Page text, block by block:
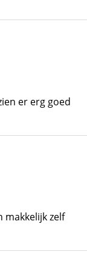
er erg goed
makkelijk zelf